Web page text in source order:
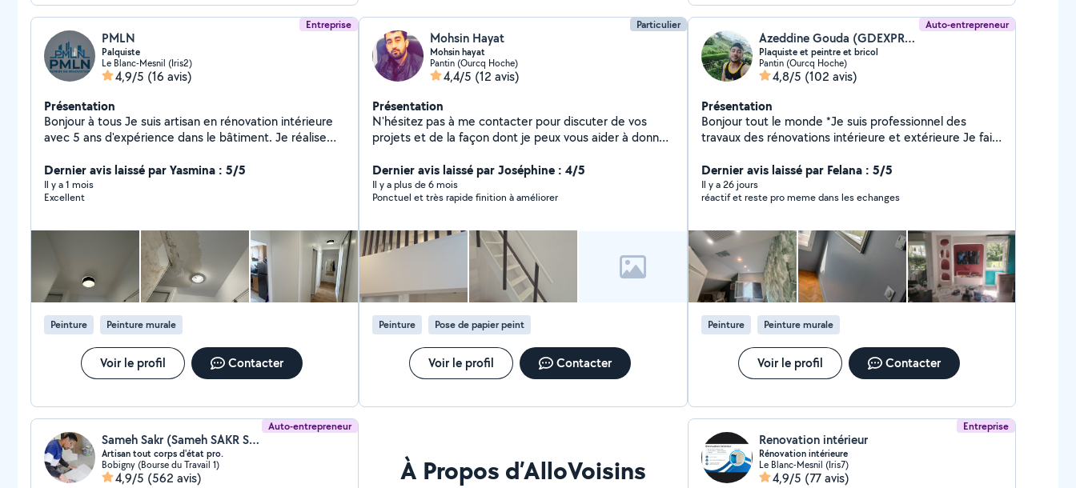
Entreprise
PMLN
Palquiste
Le Blanc-Mesnil (Iris2)
4,9/5 (16 avis)
Présentation
Bonjour à tous Je suis artisan en rénovation intérieure
avec 5 ans d'expérience dans le bâtiment. Je réalise
raisonnables. Mes prestations : * Plaquiste / pose de
placo * Carrelage sol et mur * Peinture & enduit * Pose
de parquet * Création de cloisons * Faux plafonds *
complète * Travail propre et soigné * Prix négociables *
Conseils personnalisés * Disponible rapidement * Devis
votre projet.
Dernier avis laissé par Yasmina : 5/5
Il y a 1 mois
Excellent
Peinture Peinture murale
Voir le profil Contacter
Particulier
Mohsin Hayat
Mohsin hayat
Pantin (Ourcq Hoche)
4,4/5 (12 avis)
Présentation
N'hésitez pas à me contacter pour discuter de vos
projets et de la façon dont je peux vous aider à donner
impatient de collaborer avec vous et de créer des
espaces qui émerveilleront et inspireront. Merci de
votre attention et à bientôt !"
Dernier avis laissé par Joséphine : 4/5
Il y a plus de 6 mois
Ponctuel et très rapide finition à améliorer
Peinture Pose de papier peint
Voir le profil Contacter
Auto-entrepreneur
Azeddine Gouda (GDEXPRESS)
Plaquiste et peintre et bricol
Pantin (Ourcq Hoche)
4,8/5 (102 avis)
Présentation
Bonjour tout le monde *Je suis professionnel des
travaux des rénovations intérieure et extérieure Je fais
parquet lino papier peint... *Rénovation salle de bain
*Isolation extérieure *tous travaux de maçonnerie
(dalle,parpaing,....) *Travail propre et professionnel
vous bon journée
Dernier avis laissé par Felana : 5/5
Il y a 26 jours
réactif et reste pro meme dans les echanges
Peinture Peinture murale
Voir le profil Contacter
Auto-entrepreneur
Sameh Sakr (Sameh SAKR Services)
Artisan tout corps d'état pro.
Bobigny (Bourse du Travail 1)
4,9/5 (562 avis) À Propos d’AlloVoisins
Entreprise
Renovation intérieur
Rénovation intérieure
Le Blanc-Mesnil (Iris7)
4,9/5 (77 avis)